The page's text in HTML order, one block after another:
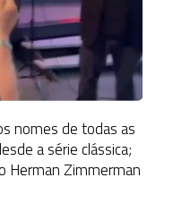
nomes de todas as
a série clássica;
Herman Zimmerman